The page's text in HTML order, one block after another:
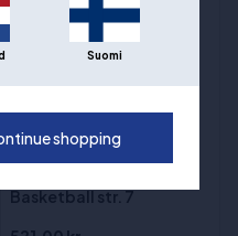
Wilson Reaction Pro
Basketball str. 7
Suomi
shopping